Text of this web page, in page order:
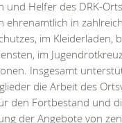
und Helfer des DRK-
ehrenamtlich in
im Kleiderladen,
im
Insgesamt
die Arbeit des
den Fortbestand und
der Angebote von